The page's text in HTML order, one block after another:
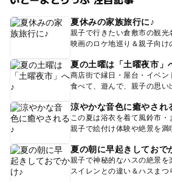
夏休みの家族旅行に♪
親子で行きたい倉敷市の観光
映画のロケ地巡り＆親子向け
夏の土曜は「土曜夜市」
商店街で縁日・屋台・イベン
食べて、遊んで、親子の思い
涼やかな音色に癒やされ
この夏は浴衣を着て風鈴市・
親子で絵付け体験や絶景を満
夏の朝に早起きしておで
親子で神秘的なハスの絶景を
スイレンとの違い＆ハスまつ